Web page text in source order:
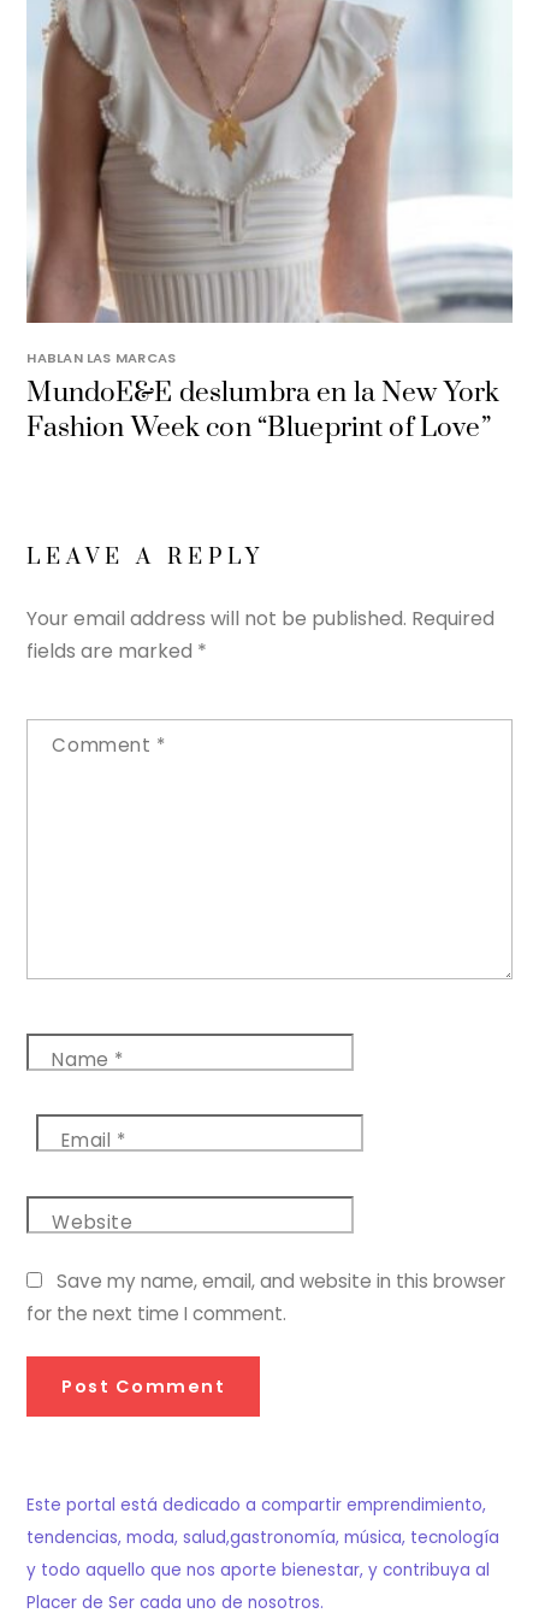
HABLAN LAS MARCAS
MundoE&E deslumbra en la New York
Fashion Week con “Blueprint of Love”
LEAVE A REPLY
Your email address will not be published. Required
fields are marked *
Comment *
Name *
Email *
Website
Save my name, email, and website in this browser
for the next time I comment.
Este portal está dedicado a compartir emprendimiento,
tendencias, moda, salud,gastronomía, música, tecnología
y todo aquello que nos aporte bienestar, y contribuya al
Placer de Ser cada uno de nosotros.